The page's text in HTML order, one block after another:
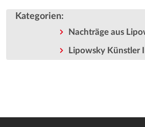
Kategorien:
Nachträge aus
Lipowsky Künstler I